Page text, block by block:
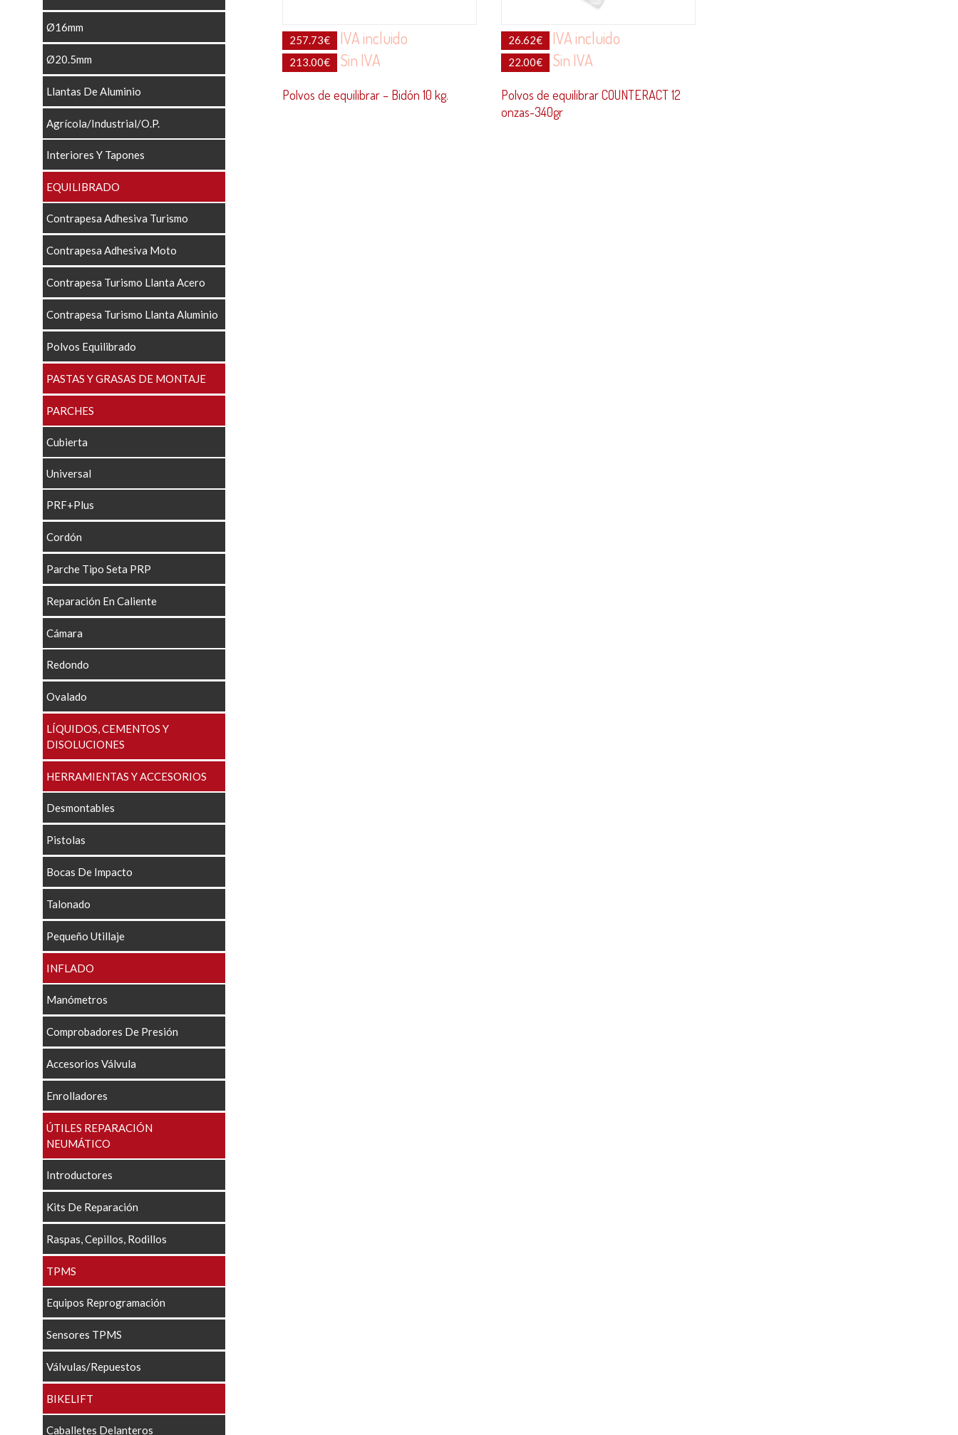
Ø16mm
Ø20.5mm
Llantas De Aluminio
Agrícola/Industrial/O.P.
Interiores Y Tapones
EQUILIBRADO
Contrapesa Adhesiva Turismo
Contrapesa Adhesiva Moto
Contrapesa Turismo Llanta Acero
Contrapesa Turismo Llanta Aluminio
Polvos Equilibrado
PASTAS Y GRASAS DE MONTAJE
PARCHES
Cubierta
Universal
PRF+Plus
Cordón
Parche Tipo Seta PRP
Reparación En Caliente
Cámara
Redondo
Ovalado
LÍQUIDOS, CEMENTOS Y
DISOLUCIONES
HERRAMIENTAS Y ACCESORIOS
Desmontables
Pistolas
Bocas De Impacto
Talonado
Pequeño Utillaje
INFLADO
Manómetros
Comprobadores De Presión
Accesorios Válvula
Enrolladores
ÚTILES REPARACIÓN
NEUMÁTICO
Introductores
Kits De Reparación
Raspas, Cepillos, Rodillos
TPMS
Equipos Reprogramación
Sensores TPMS
Válvulas/Repuestos
BIKELIFT
Caballetes Delanteros
257.73€ IVA incluido
213.00€ Sin IVA
Polvos de equilibrar – Bidón 10 kg.
26.62€ IVA incluido
22.00€ Sin IVA
Polvos de equilibrar COUNTERACT 12
onzas-340gr